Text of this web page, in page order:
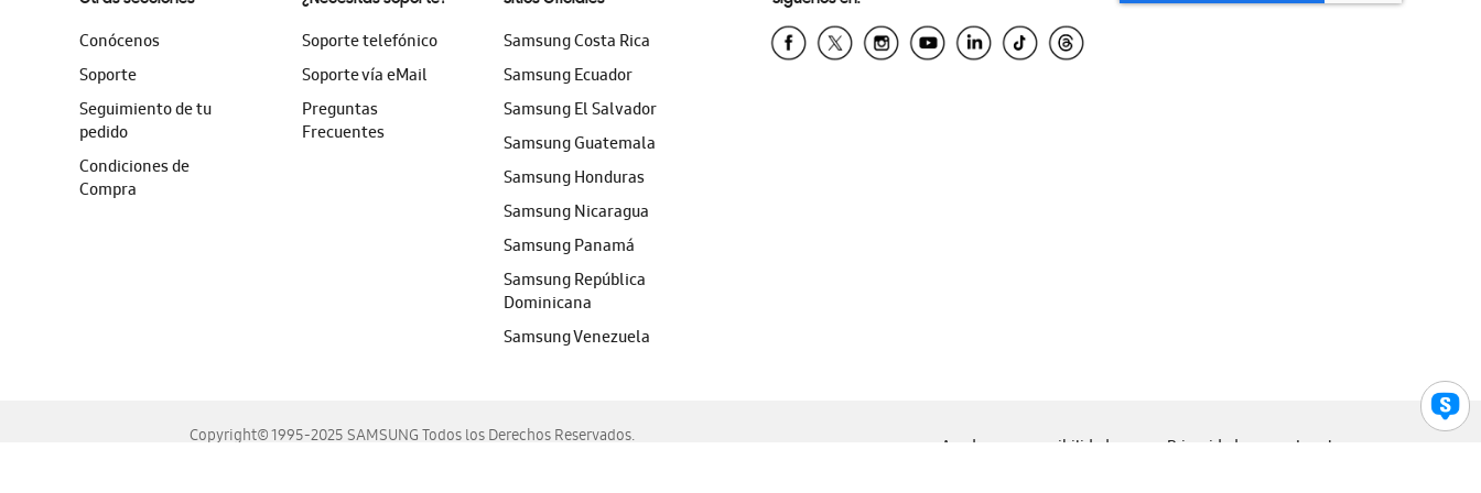
Conócenos
Soporte
Seguimiento de tu
pedido
Condiciones de
Compra
Soporte telefónico
Soporte vía eMail
Preguntas
Frecuentes
Samsung Costa Rica
Samsung Ecuador
Samsung El Salvador
Samsung Guatemala
Samsung Honduras
Samsung Nicaragua
Samsung Panamá
Samsung República
Dominicana
Samsung Venezuela
Copyright© 1995-2025 SAMSUNG Todos los Derechos Reservados.
Ayuda para accesibilidad Privacidad Legal